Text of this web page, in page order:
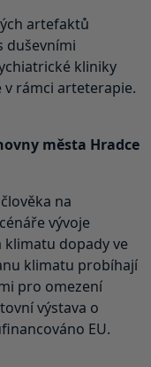
artefaktů
duševními
kliniky
v rámci arteterapie.
města Hradce
na
vývoje
klimatu dopady ve
klimatu probíhají
pro omezení
výstava o
EU.